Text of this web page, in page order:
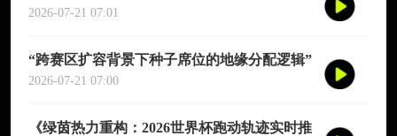
戏、利益交换与投票策略
2026-07-21 07:01
“跨赛区扩容背景下种子席位的地缘分配逻辑”
2026-07-21 07:00
《绿茵热力重构：2026世界杯跑动轨迹实时推